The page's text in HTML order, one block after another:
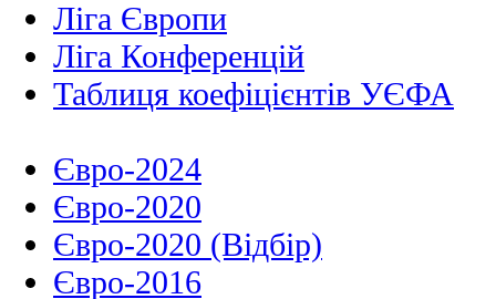
Ліга Європи
Ліга Конференцій
Таблиця коефіцієнтів УЄФА
Євро-2024
Євро-2020
Євро-2020 (Відбір)
Євро-2016